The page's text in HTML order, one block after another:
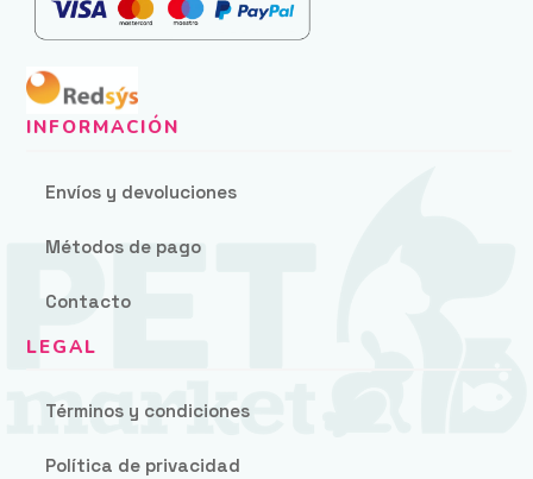
Envíos y devoluciones
Métodos de pago
Contacto
Términos y condiciones
Política de privacidad